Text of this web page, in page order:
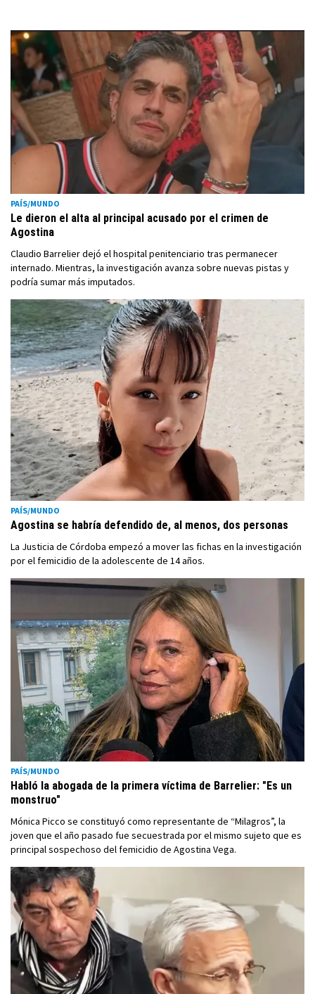
PAÍS/MUNDO
Le dieron el alta al principal acusado por el crimen de
Agostina
Claudio Barrelier dejó el hospital penitenciario tras permanecer
internado. Mientras, la investigación avanza sobre nuevas pistas y
podría sumar más imputados.
PAÍS/MUNDO
Agostina se habría defendido de, al menos, dos personas
La Justicia de Córdoba empezó a mover las fichas en la investigación
por el femicidio de la adolescente de 14 años.
PAÍS/MUNDO
Habló la abogada de la primera víctima de Barrelier: "Es un
monstruo"
Mónica Picco se constituyó como representante de “Milagros”, la
joven que el año pasado fue secuestrada por el mismo sujeto que es
principal sospechoso del femicidio de Agostina Vega.